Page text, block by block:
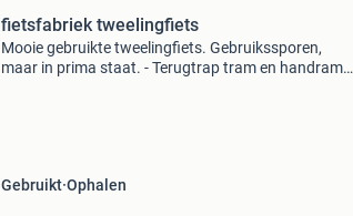
fietsfabriek tweelingfiets
Mooie gebruikte tweelingfiets. Gebruikssporen,
maar in prima staat. - Terugtrap tram en handram
Gebruikt Ophalen